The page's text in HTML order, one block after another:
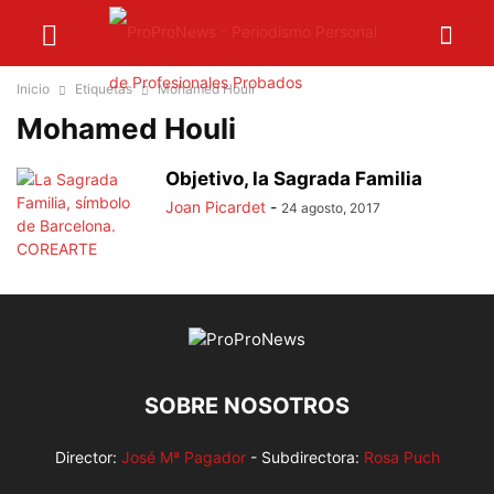
Inicio Etiquetas Mohamed Houli
Mohamed Houli
Objetivo, la Sagrada Familia
Joan Picardet - 24 agosto, 2017
SOBRE NOSOTROS
Director: José Mª Pagador- Subdirectora: Rosa Puch